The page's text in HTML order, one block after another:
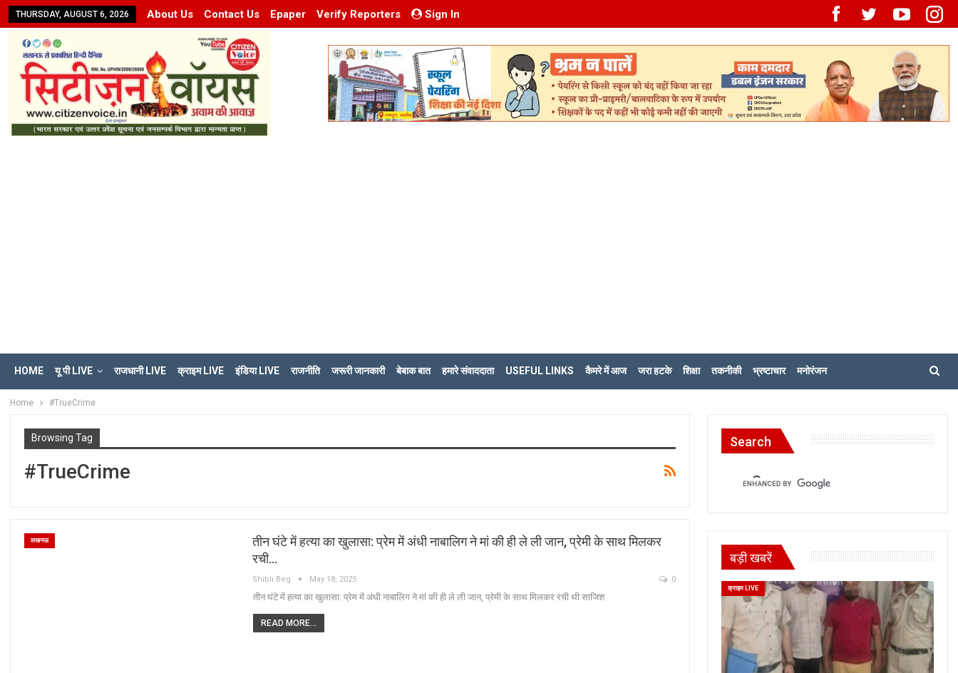
THURSDAY, AUGUST 6, 2026 About Us Contact Us Epaper Verify Reporters Sign In
HOME यू पी LIVE राजधानी LIVE क्राइम LIVE इंडिया LIVE राजनीति जरूरी जानकारी बेबाक बात हमारे संवाददाता USEFUL LINKS कैमरे में आज जरा हटके शिक्षा तकनीकी भ्रष्टाचार मनोरंजन
Home #TrueCrime
Browsing Tag
#TrueCrime
लखनऊ
तीन घंटे में हत्या का खुलासा: प्रेम में अंधी नाबालिग ने मां की ही ले ली जान, प्रेमी के साथ मिलकर
रची…
Shibli Beg May 18, 2025 0
तीन घंटे में हत्या का खुलासा: प्रेम में अंधी नाबालिग ने मां की ही ले ली जान, प्रेमी के साथ मिलकर रची थी साजिश
READ MORE...
Search
बड़ी खबरें
क्राइम LIVE